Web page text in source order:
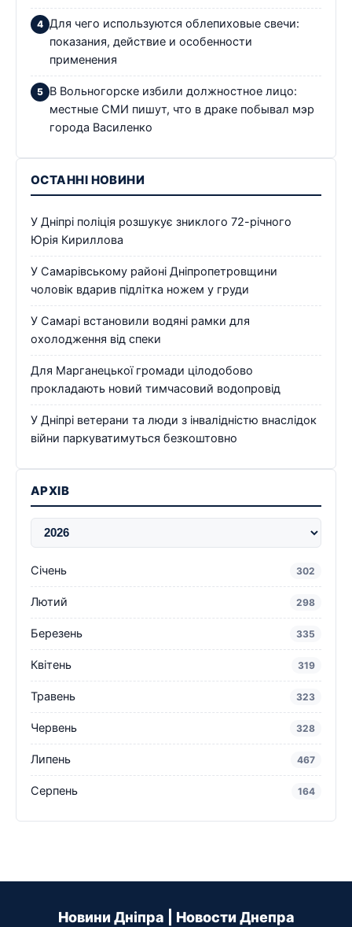
Для чего используются облепиховые свечи:
показания, действие и особенности
применения
В Вольногорске избили должностное лицо:
местные СМИ пишут, что в драке побывал мэр
города Василенко
ОСТАННІ НОВИНИ
У Дніпрі поліція розшукує зниклого 72-річного
Юрія Кириллова
У Самарівському районі Дніпропетровщини
чоловік вдарив підлітка ножем у груди
У Самарі встановили водяні рамки для
охолодження від спеки
Для Марганецької громади цілодобово
прокладають новий тимчасовий водопровід
У Дніпрі ветерани та люди з інвалідністю внаслідок
війни паркуватимуться безкоштовно
АРХІВ
Січень 302
Лютий 298
Березень 335
Квітень 319
Травень 323
Червень 328
Липень 467
Серпень 164
Новини Дніпра | Новости Днепра